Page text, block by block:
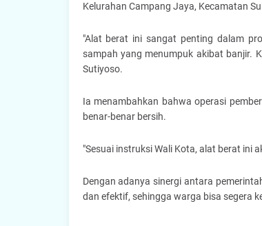
Kelurahan Campang Jaya, Kecamatan
"Alat berat ini sangat penting dalam
sampah yang menumpuk akibat banjir.
Sutiyoso.
Ia menambahkan bahwa operasi
benar-benar bersih.
"Sesuai instruksi Wali Kota, alat berat ini
Dengan adanya sinergi antara
dan efektif, sehingga warga bisa segera